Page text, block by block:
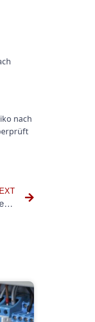
nach
Die Bedeutung der UVV-Prüfung in der Wirtschaftsprüfung verstehen